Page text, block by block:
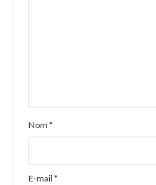
Nom *
E-mail *